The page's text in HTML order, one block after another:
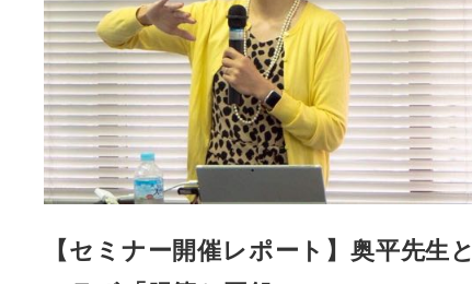
【セミナー開催レポート】奥平先生と